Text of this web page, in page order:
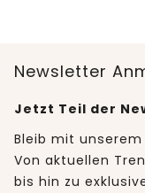
Newsletter
Jetzt Teil der
Bleib mit
Von aktuellen
bis hin zu